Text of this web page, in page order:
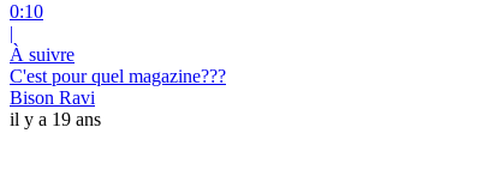
0:10
|
À suivre
C'est pour quel magazine???
Bison Ravi
il y a 19 ans